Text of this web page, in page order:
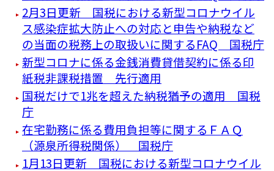
2月3日更新 国税における新型コロナウイル
ス感染症拡大防止への対応と申告や納税など
の当面の税務上の取扱いに関するFAQ 国税庁
新型コロナに係る金銭消費貸借契約に係る印
紙税非課税措置 先行適用
国税だけで1兆を超えた納税猶予の適用 国税
庁
在宅勤務に係る費用負担等に関するＦＡＱ
（源泉所得税関係） 国税庁
1月13日更新 国税における新型コロナウイル